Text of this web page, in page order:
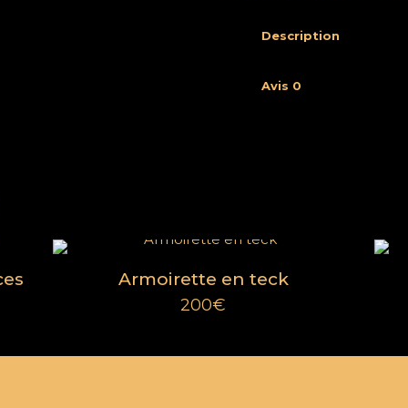
Description
Avis 0
Armoirette en teck
200€
Cookies
CGV